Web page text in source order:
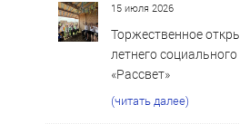
15 июля 2026
Торжественное
летнего социального
«Рассвет»
(читать далее)